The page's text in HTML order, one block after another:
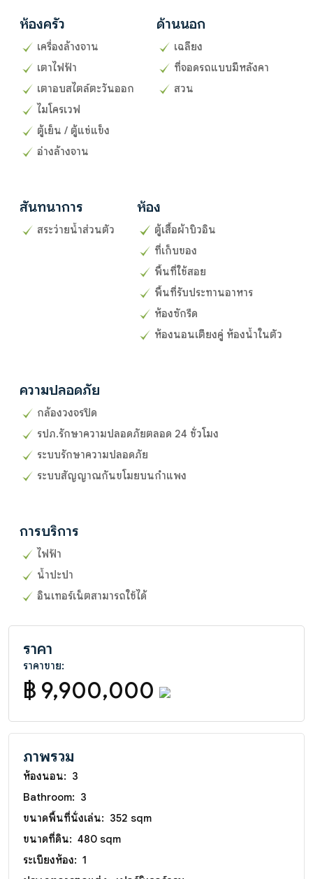
ห้องครัว
เครื่องล้างจาน
เตาไฟฟ้า
เตาอบสไตล์ตะวันออก
ไมโครเวฟ
ตู้เย็น / ตู้แช่แข็ง
อ่างล้างจาน
ด้านนอก
เฉลียง
ที่จอดรถแบบมีหลังคา
สวน
สันทนาการ
สระว่ายน้ำส่วนตัว
ห้อง
ตู้เสื้อผ้าบิวอิน
ที่เก็บของ
พื้นที่ใช้สอย
พื้นที่รับประทานอาหาร
ห้องซักรีด
ห้องนอนเตียงคู่ ห้องน้ำในตัว
ความปลอดภัย
กล้องวงจรปิด
รปภ.รักษาความปลอดภัยตลอด 24 ชั่วโมง
ระบบรักษาความปลอดภัย
ระบบสัญญาณกันขโมยบนกำแพง
การบริการ
ไฟฟ้า
น้ำปะปา
อินเทอร์เน็ตสามารถใช้ได้
ราคา
ราคาขาย:
฿ 9,900,000
ภาพรวม
ห้องนอน: 3
Bathroom: 3
ขนาดพื้นที่นั่งเล่น: 352 sqm
ขนาดที่ดิน: 480 sqm
ระเบียงห้อง: 1